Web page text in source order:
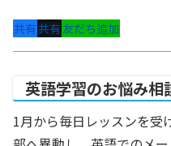
共有共有友だち追加
英語学習のお悩み相
1月から毎日レッスンを受